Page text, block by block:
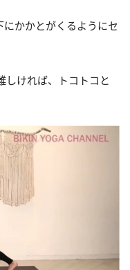
かかとがくるようにセ
しければ、トコトコと